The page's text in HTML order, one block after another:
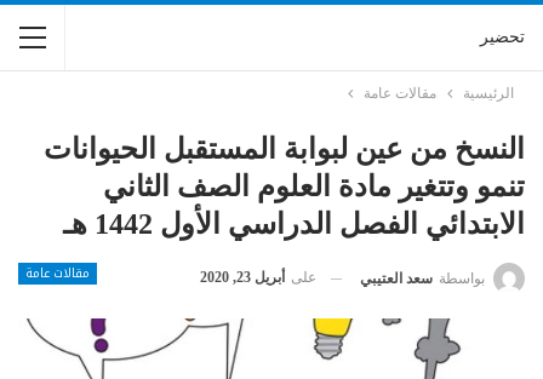
تحضير
الرئيسية مقالات عامة
النسخ من عين لبوابة المستقبل الحيوانات
تنمو وتتغير مادة العلوم الصف الثاني
الابتدائي الفصل الدراسي الأول 1442 هـ
مقالات عامة بواسطة سعد العتيبي على أبريل 23, 2020